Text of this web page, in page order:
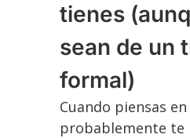
tienes
sean de un
formal)
Cuando piensas en
probablemente te